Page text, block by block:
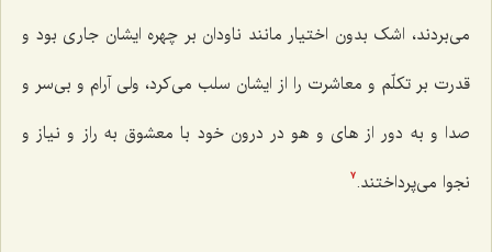
می‌بردند، اشک بدون اختیار مانند ناودان بر چهره ایشان جاری بود و
قدرت بر تکلّم و معاشرت را از ایشان سلب می‌کرد، ولی آرام و بی‌سر و
صدا و به دور از های و هو در درون خود با معشوق به راز و نیاز و
نجوا می‌پرداختند.7